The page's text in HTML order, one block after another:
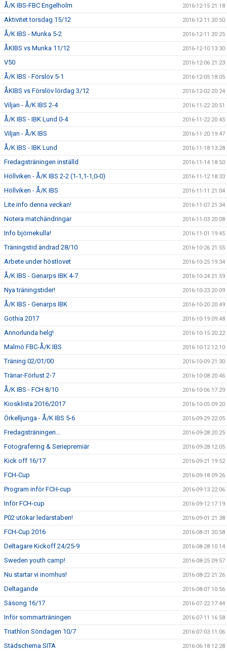
Å/K IBS-FBC Engelholm 2016-12-15 21:18
Aktivitet torsdag 15/12 2016-12-11 20:50
Å/K IBS - Munka 5-2 2016-12-11 20:25
ÅKIBS vs Munka 11/12 2016-12-10 13:30
V50 2016-12-06 21:23
Å/K IBS - Förslöv 5-1 2016-12-05 18:05
ÅKIBS vs Förslöv lördag 3/12 2016-12-02 20:24
Viljan - Å/K IBS 2-4 2016-11-22 20:51
Å/K IBS - IBK Lund 0-4 2016-11-22 20:45
Viljan - Å/K IBS 2016-11-20 19:47
Å/K IBS - IBK Lund 2016-11-18 13:28
Fredagsträningen inställd 2016-11-14 18:50
Höllviken - Å/K IBS 2-2 (1-1,1-1,0-0) 2016-11-12 18:33
Höllviken - Å/K IBS 2016-11-11 21:04
Lite info denna veckan! 2016-11-07 21:34
Notera matchändringar 2016-11-03 20:08
Info björnekulla! 2016-11-01 19:45
Träningstid ändrad 28/10 2016-10-26 21:55
Arbete under höstlovet 2016-10-25 19:34
Å/K IBS - Genarps IBK 4-7 2016-10-24 21:59
Nya träningstider! 2016-10-23 20:09
Å/K IBS - Genarps IBK 2016-10-20 20:49
Gothia 2017 2016-10-19 09:48
Annorlunda helg! 2016-10-15 20:22
Malmö FBC-Å/K IBS 2016-10-12 12:10
Träning 02/01/00 2016-10-09 21:30
Tränar-Förlust 2-7 2016-10-08 20:46
Å/K IBS - FCH 8/10 2016-10-06 17:29
Kiosklista 2016/2017 2016-10-05 09:20
Örkelljunga - Å/K IBS 5-6 2016-09-29 22:05
Fredagsträningen... 2016-09-28 20:25
Fotografering & Seriepremiär 2016-09-28 12:05
Kick off 16/17 2016-09-21 19:52
FCH-Cup 2016-09-18 09:26
Program inför FCH-cup 2016-09-13 22:06
Inför FCH-cup 2016-09-12 17:19
P02 utökar ledarstaben! 2016-09-01 21:38
FCH-Cup 2016 2016-08-31 20:58
Deltagare Kickoff 24/25-9 2016-08-28 10:14
Sweden youth camp! 2016-08-25 09:57
Nu startar vi inomhus! 2016-08-22 21:26
Deltagande 2016-08-07 10:56
Säsong 16/17 2016-07-22 17:44
Inför sommarträningen 2016-07-11 16:58
Triathlon Söndagen 10/7 2016-07-03 11:06
Städschema SITA 2016-06-18 12:28